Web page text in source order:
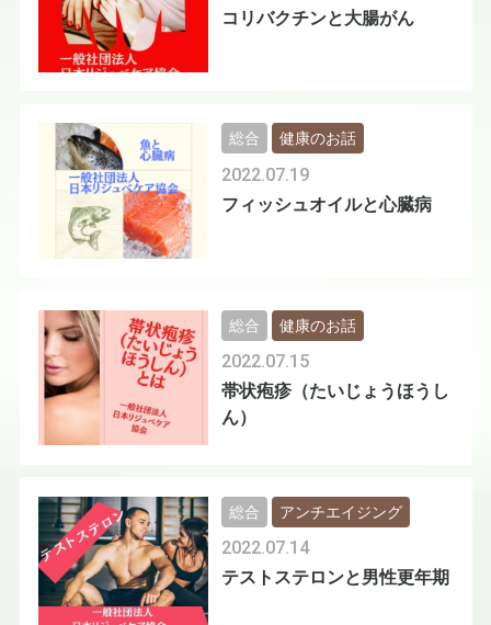
コリバクチンと大腸がん
フィッシュオイルと心臓病
2022.07.19
総合 健康のお話
帯状疱疹（たいじょうほうし
ん）
2022.07.15
総合 健康のお話
テストステロンと男性更年期
2022.07.14
総合 アンチエイジング